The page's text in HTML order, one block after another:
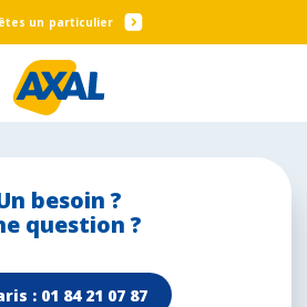
particulier
besoin ?
question ?
: 01 84 21 07 87